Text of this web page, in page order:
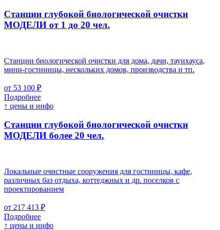
Станции глубокой биологической очистки
МОДЕЛИ от 1 до 20 чел.
Станции биологической очистки для дома, дачи, таунхауса,
мини-гостиницы, нескольких домов, производства и тп.
от 53 100 ₽
Подробнее
↑ цены и инфо
Станции глубокой биологической очистки
МОДЕЛИ более 20 чел.
Локальные очистные сооружения для гостиницы, кафе,
различных баз отдыха, коттеджных и др. поселков с
проектированием
от 217 413 ₽
Подробнее
↑ цены и инфо